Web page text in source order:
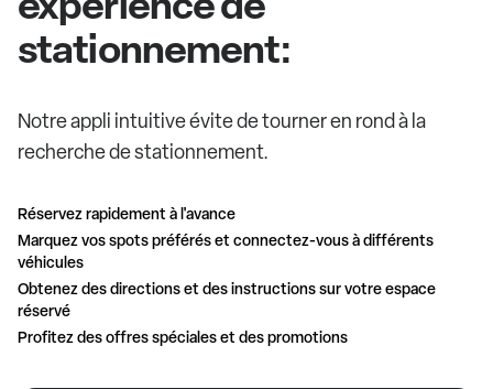
stationnement:
Notre appli intuitive évite de tourner en rond à la
recherche de stationnement.
Réservez rapidement à l'avance
Marquez vos spots préférés et connectez-vous à différents
véhicules
Obtenez des directions et des instructions sur votre espace
réservé
Profitez des offres spéciales et des promotions